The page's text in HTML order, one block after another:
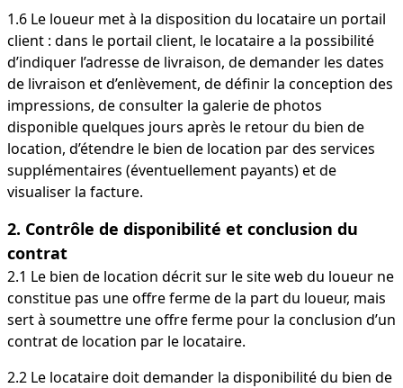
1.6 Le loueur met à la disposition du locataire un portail
client : dans le portail client, le locataire a la possibilité
d’indiquer l’adresse de livraison, de demander les dates
de livraison et d’enlèvement, de définir la conception des
impressions, de consulter la galerie de photos
disponible quelques jours après le retour du bien de
location, d’étendre le bien de location par des services
supplémentaires (éventuellement payants) et de
visualiser la facture.
2. Contrôle de disponibilité et conclusion du
contrat
2.1 Le bien de location décrit sur le site web du loueur ne
constitue pas une offre ferme de la part du loueur, mais
sert à soumettre une offre ferme pour la conclusion d’un
contrat de location par le locataire.
2.2 Le locataire doit demander la disponibilité du bien de